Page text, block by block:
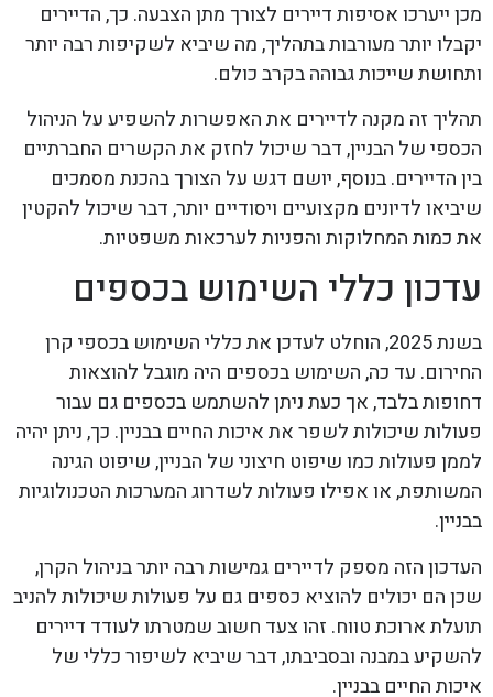
מכן ייערכו אסיפות דיירים לצורך מתן הצבעה. כך, הדיירים
יקבלו יותר מעורבות בתהליך, מה שיביא לשקיפות רבה יותר
ותחושת שייכות גבוהה בקרב כולם.
תהליך זה מקנה לדיירים את האפשרות להשפיע על הניהול
הכספי של הבניין, דבר שיכול לחזק את הקשרים החברתיים
בין הדיירים. בנוסף, יושם דגש על הצורך בהכנת מסמכים
שיביאו לדיונים מקצועיים ויסודיים יותר, דבר שיכול להקטין
את כמות המחלוקות והפניות לערכאות משפטיות.
עדכון כללי השימוש בכספים
בשנת 2025, הוחלט לעדכן את כללי השימוש בכספי קרן
החירום. עד כה, השימוש בכספים היה מוגבל להוצאות
דחופות בלבד, אך כעת ניתן להשתמש בכספים גם עבור
פעולות שיכולות לשפר את איכות החיים בבניין. כך, ניתן יהיה
לממן פעולות כמו שיפוט חיצוני של הבניין, שיפוט הגינה
המשותפת, או אפילו פעולות לשדרוג המערכות הטכנולוגיות
בבניין.
העדכון הזה מספק לדיירים גמישות רבה יותר בניהול הקרן,
שכן הם יכולים להוציא כספים גם על פעולות שיכולות להניב
תועלת ארוכת טווח. זהו צעד חשוב שמטרתו לעודד דיירים
להשקיע במבנה ובסביבתו, דבר שיביא לשיפור כללי של
איכות החיים בבניין.